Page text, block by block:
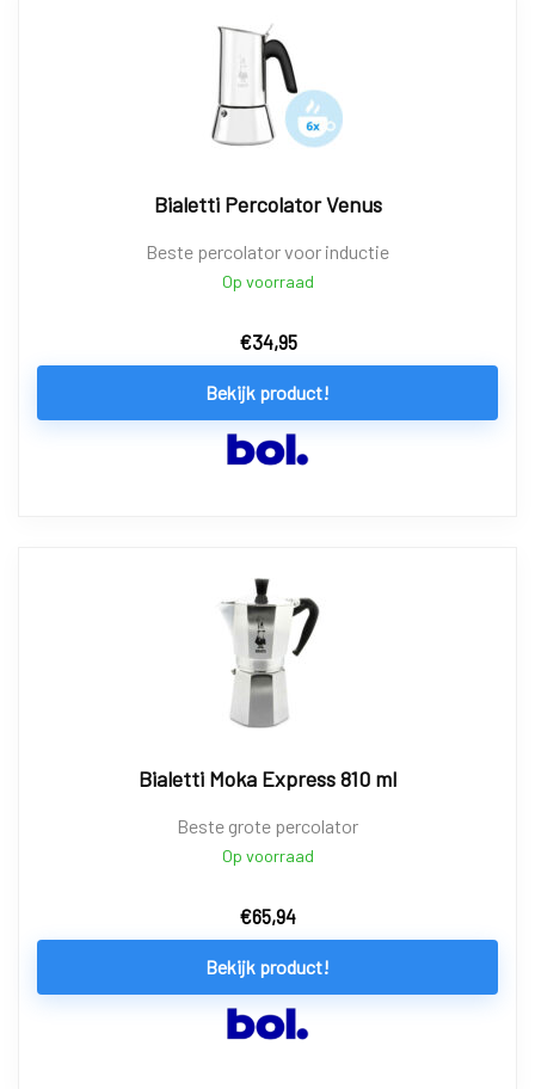
Bialetti Percolator Venus
Beste percolator voor inductie
Op voorraad
€34,95
Bekijk product!
Bialetti Moka Express 810 ml
Beste grote percolator
Op voorraad
€65,94
Bekijk product!